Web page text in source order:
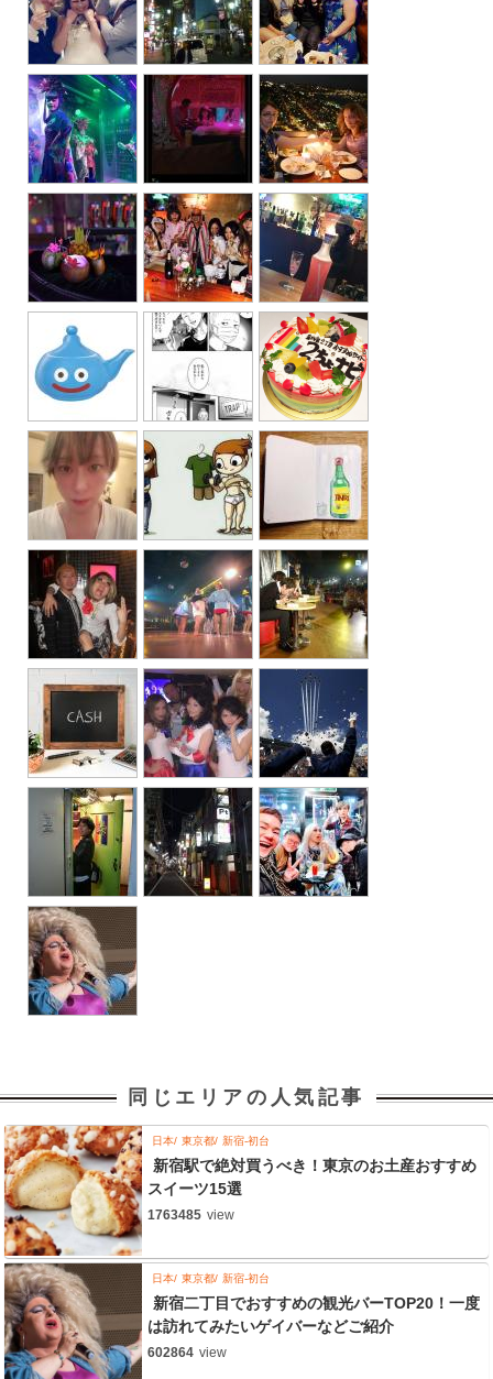
同じエリアの人気記事
日本 東京都 新宿-初台
新宿駅で絶対買うべき！東京のお土産おすすめ
スイーツ15選
1763485 view
日本 東京都 新宿-初台
新宿二丁目でおすすめの観光バーTOP20！一度
は訪れてみたいゲイバーなどご紹介
602864 view